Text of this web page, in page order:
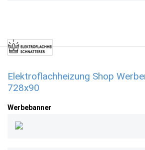
Elektroflachheizung Shop
728x90
Werbebanner